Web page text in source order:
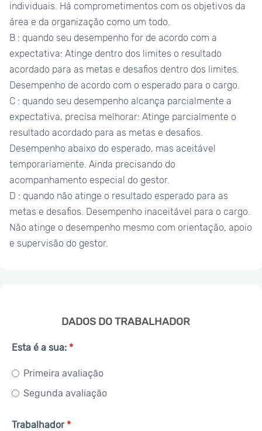
individuais. Há comprometimentos com os objetivos da
área e da organização como um todo.
B : quando seu desempenho for de acordo com a
expectativa: Atinge dentro dos limites o resultado
acordado para as metas e desafios dentro dos limites.
Desempenho de acordo com o esperado para o cargo.
C : quando seu desempenho alcança parcialmente a
expectativa, precisa melhorar: Atinge parcialmente o
resultado acordado para as metas e desafios.
Desempenho abaixo do esperado, mas aceitável
temporariamente. Ainda precisando do
acompanhamento especial do gestor.
D : quando não atinge o resultado esperado para as
metas e desafios. Desempenho inaceitável para o cargo.
Não atinge o desempenho mesmo com orientação, apoio
e supervisão do gestor.
DADOS DO TRABALHADOR
Esta é a sua:
Primeira avaliação
Segunda avaliação
Trabalhador